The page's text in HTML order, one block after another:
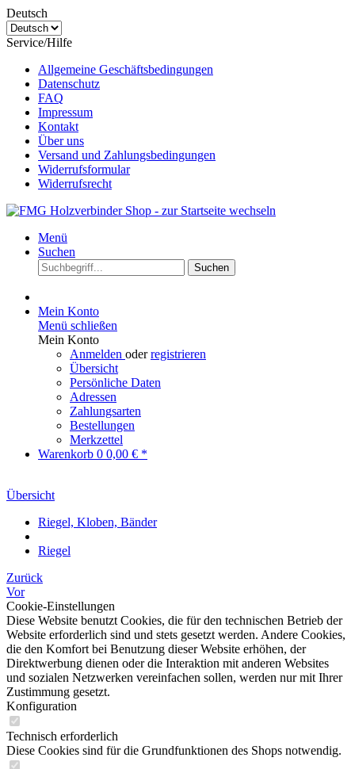
Deutsch
Service/Hilfe
Allgemeine Geschäftsbedingungen
Datenschutz
FAQ
Impressum
Kontakt
Über uns
Versand und Zahlungsbedingungen
Widerrufsformular
Widerrufsrecht
Menü
Suchen
Suchen
Mein Konto
Menü schließen
Mein Konto
Anmelden oderregistrieren
Übersicht
Persönliche Daten
Adressen
Zahlungsarten
Bestellungen
Merkzettel
Warenkorb 0 0,00 € *
Übersicht
Riegel, Kloben, Bänder
Riegel
Zurück
Vor
Cookie-Einstellungen
Diese Website benutzt Cookies, die für den technischen Betrieb der
Website erforderlich sind und stets gesetzt werden. Andere Cookies,
die den Komfort bei Benutzung dieser Website erhöhen, der
Direktwerbung dienen oder die Interaktion mit anderen Websites
und sozialen Netzwerken vereinfachen sollen, werden nur mit Ihrer
Zustimmung gesetzt.
Konfiguration
Technisch erforderlich
Diese Cookies sind für die Grundfunktionen des Shops notwendig.